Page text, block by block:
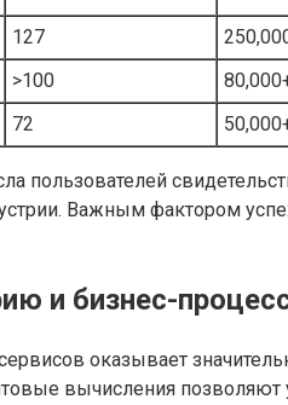
127
>100
72
пользователей
Важным фактором
и бизнес-
оказывает
вычисления